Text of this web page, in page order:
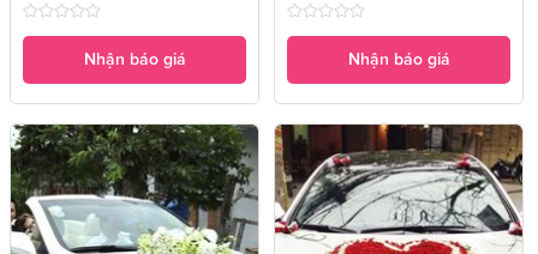
Nhận báo giá Nhận báo giá